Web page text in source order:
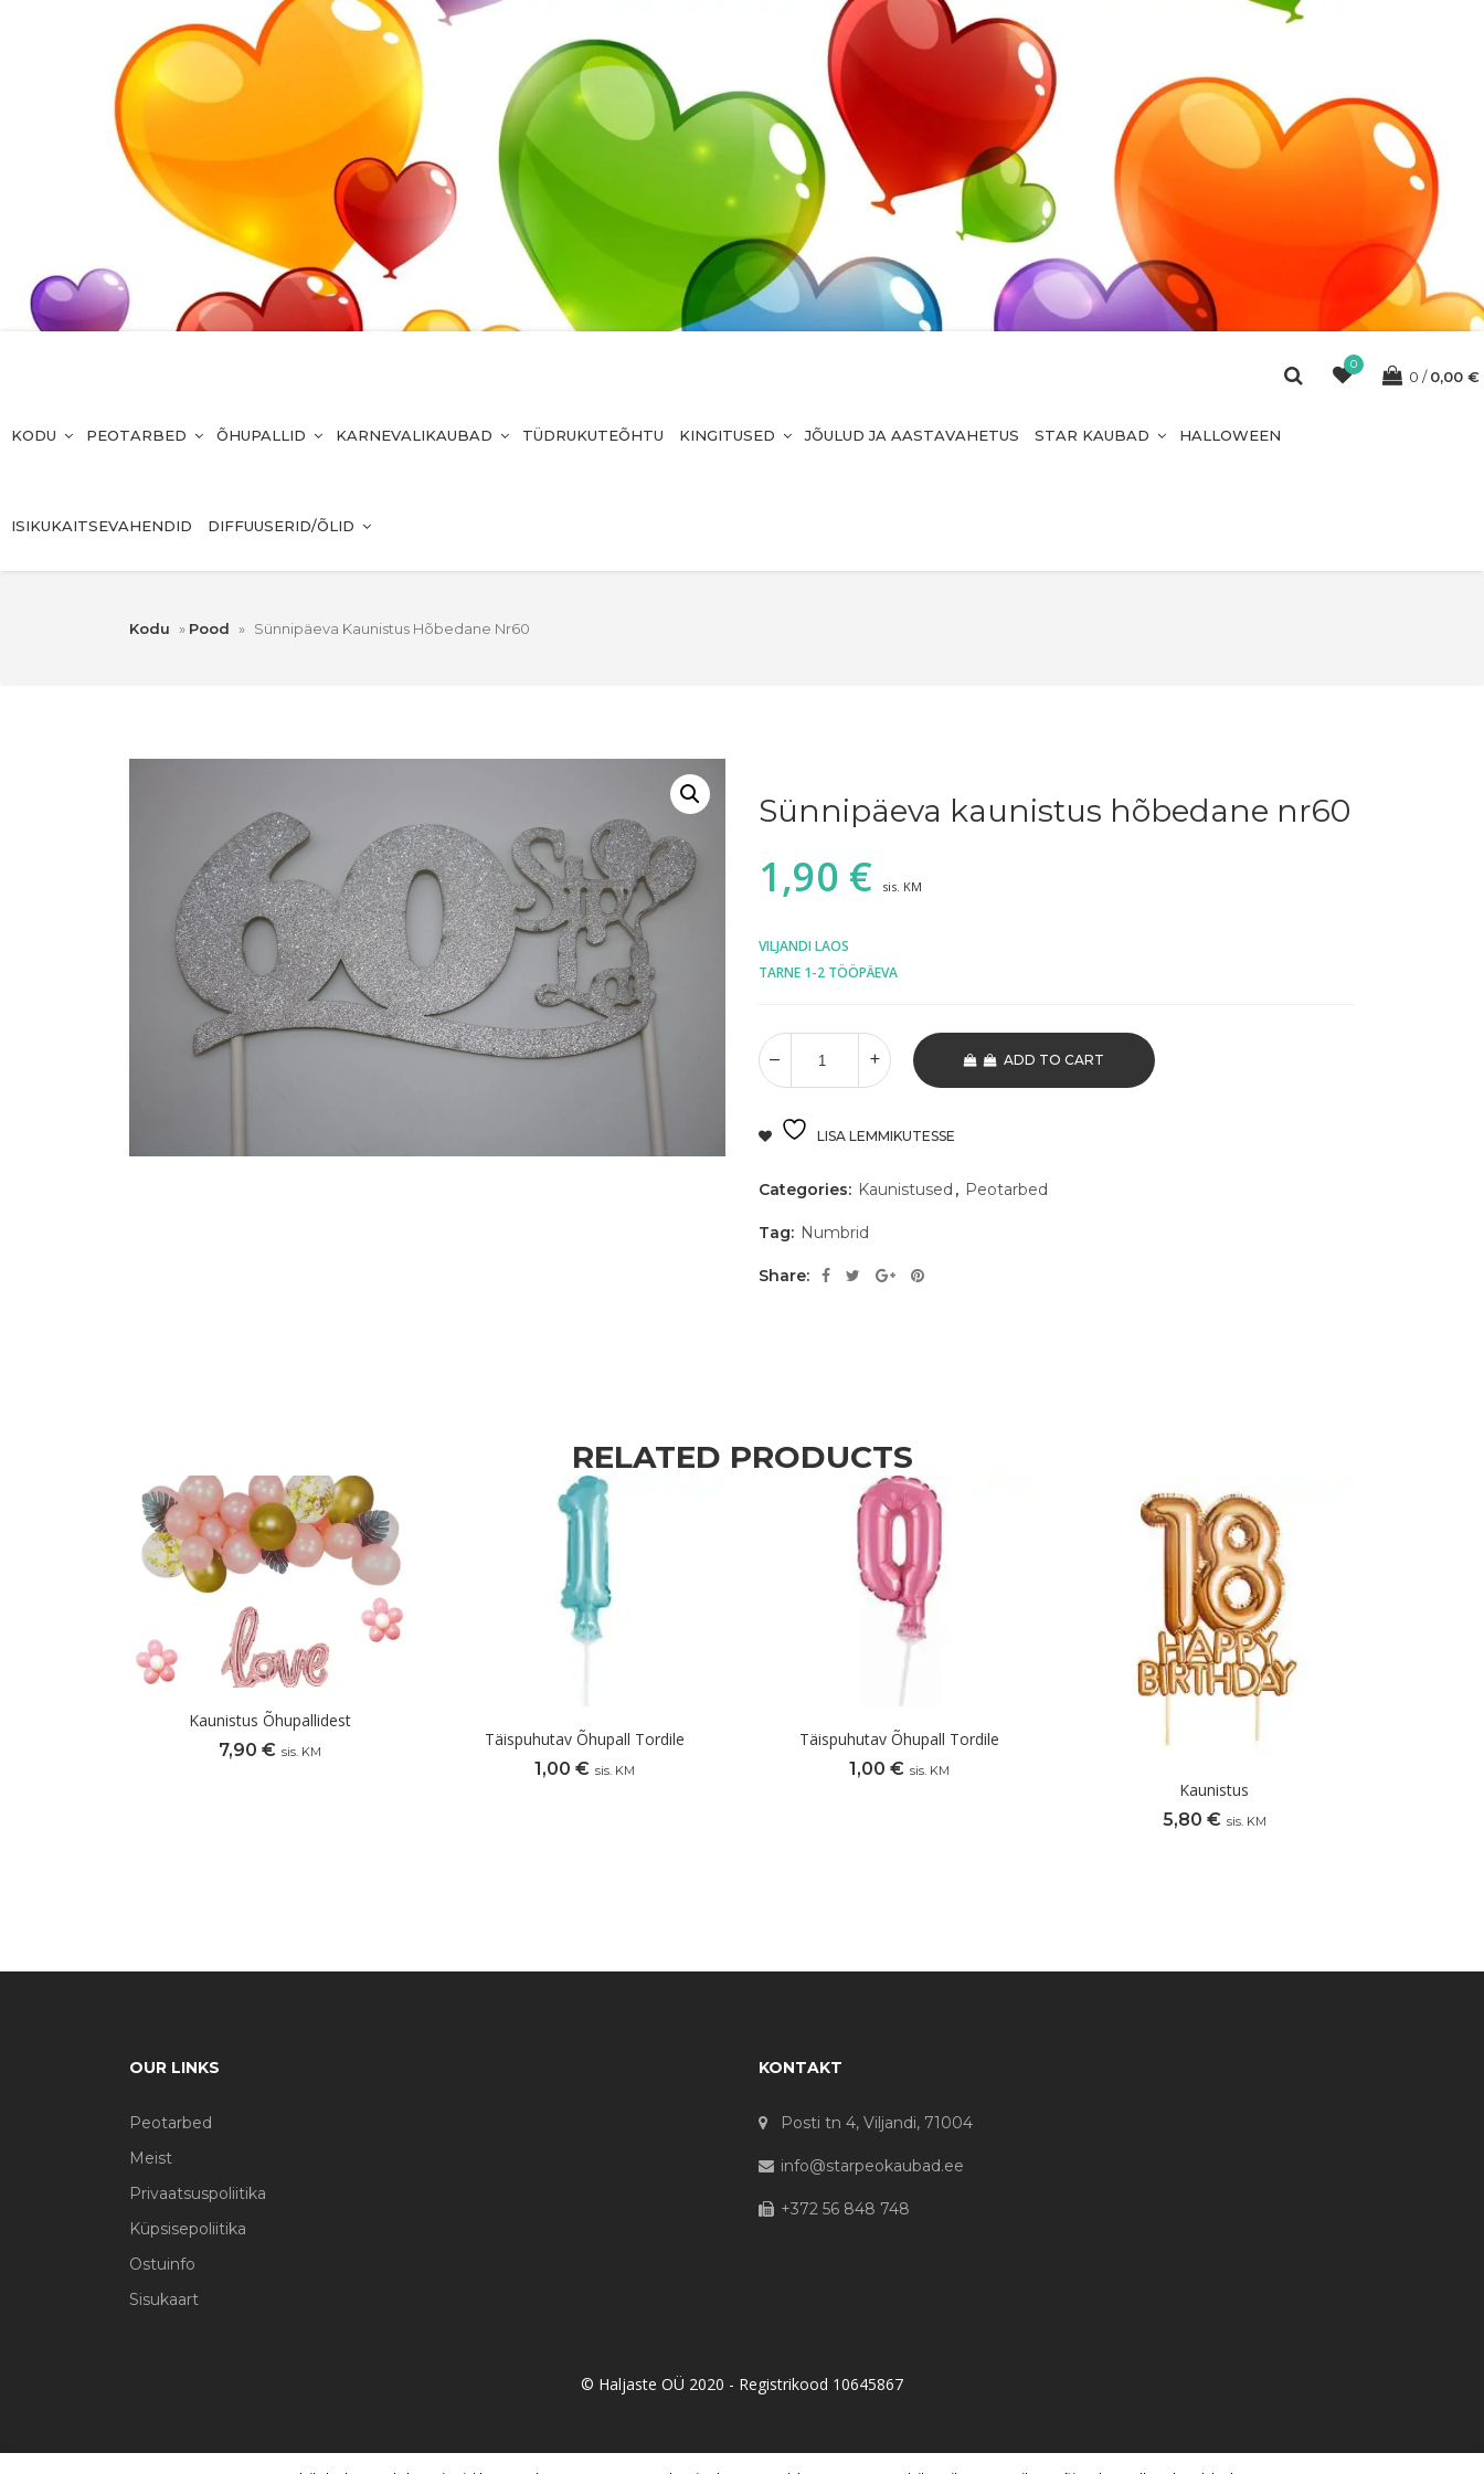
0
0 0,00 €
KODU PEOTARBED ÕHUPALLID KARNEVALIKAUBAD TÜDRUKUTEÕHTU KINGITUSED JÕULUD JA AASTAVAHETUS STAR KAUBAD HALLOWEEN
ISIKUKAITSEVAHENDID DIFFUUSERID/ÕLID
Kodu » Pood » Sünnipäeva Kaunistus Hõbedane Nr60
Sünnipäeva kaunistus hõbedane nr60
1,90 € sis. KM
VILJANDI LAOS
TARNE 1-2 TÖÖPÄEVA
ADD TO CART
LISA LEMMIKUTESSE
Categories: Kaunistused , Peotarbed
Tag: Numbrid
Share:
RELATED PRODUCTS
Kaunistus Õhupallidest
7,90 € sis. KM
Täispuhutav Õhupall Tordile
1,00 € sis. KM
Täispuhutav Õhupall Tordile
1,00 € sis. KM
Kaunistus
5,80 € sis. KM
OUR LINKS
Peotarbed
Meist
Privaatsuspoliitika
Küpsisepoliitika
Ostuinfo
Sisukaart
KONTAKT
Posti tn 4, Viljandi, 71004
info@starpeokaubad.ee
+372 56 848 748
© Haljaste OÜ 2020 - Registrikood 10645867